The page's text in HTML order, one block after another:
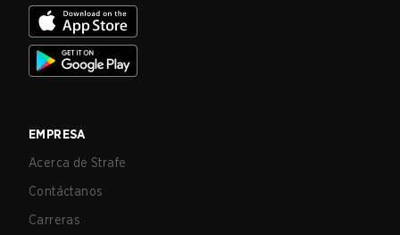
EMPRESA
Acerca de Strafe
Contáctanos
Carreras